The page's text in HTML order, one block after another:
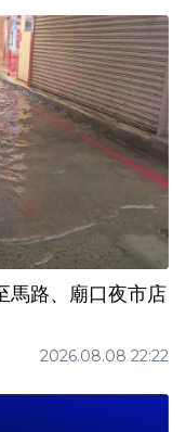
路、廟口夜市店
2026.08.08 22:22